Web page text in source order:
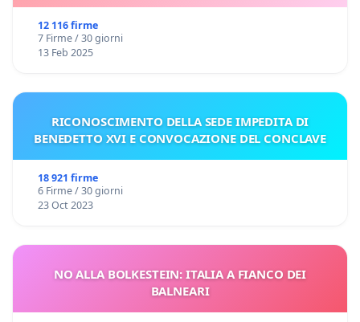
12 116 firme
7 Firme / 30 giorni
13 Feb 2025
RICONOSCIMENTO DELLA SEDE IMPEDITA DI
BENEDETTO XVI E CONVOCAZIONE DEL CONCLAVE
18 921 firme
6 Firme / 30 giorni
23 Oct 2023
NO ALLA BOLKESTEIN: ITALIA A FIANCO DEI
BALNEARI